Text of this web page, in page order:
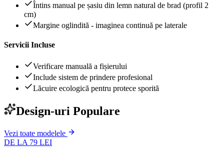
Întins manual pe șasiu din lemn natural de brad (profil 2
cm)
Margine oglindită - imaginea continuă pe laterale
Servicii Incluse
Verificare manuală a fișierului
Include sistem de prindere profesional
Lăcuire ecologică pentru protece sporită
Design-uri Populare
Vezi toate modelele
DE LA 79 LEI